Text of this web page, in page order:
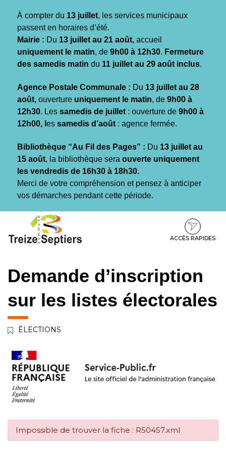
À compter du 13 juillet, les services municipaux
passent en horaires d’été.
Mairie : Du 13 juillet au 21 août, accueil
uniquement le matin, de 9h00 à 12h30. Fermeture
des samedis matin du 11 juillet au 29 août inclus.
Agence Postale Communale : Du 13 juillet au 28
août, ouverture uniquement le matin, de 9h00 à
12h30. Les samedis de juillet : ouverture de 9h00 à
12h00, l es samedis d’août : agence fermée.
Bibliothèque “Au Fil des Pages” : Du 13 juillet au
15 août, la bibliothèque sera ouverte uniquement
les vendredis de 16h30 à 18h30.
Merci de votre compréhension et pensez à anticiper
vos démarches pendant cette période.
contenu
pied
ACCÈS RAPIDES
Demande d’inscription
sur les listes électorales
ÉLECTIONS
Impossible de trouver la fiche : R50457.xml